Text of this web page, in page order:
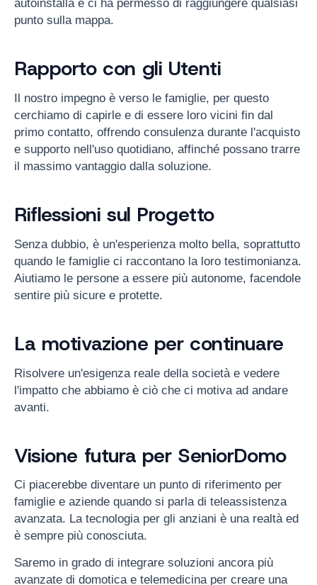
autoinstalla e ci ha permesso di raggiungere qualsiasi
punto sulla mappa.
Rapporto con gli Utenti
Il nostro impegno è verso le famiglie, per questo
cerchiamo di capirle e di essere loro vicini fin dal
primo contatto, offrendo consulenza durante l'acquisto
e supporto nell'uso quotidiano, affinché possano trarre
il massimo vantaggio dalla soluzione.
Riflessioni sul Progetto
Senza dubbio, è un'esperienza molto bella, soprattutto
quando le famiglie ci raccontano la loro testimonianza.
Aiutiamo le persone a essere più autonome, facendole
sentire più sicure e protette.
La motivazione per continuare
Risolvere un'esigenza reale della società e vedere
l'impatto che abbiamo è ciò che ci motiva ad andare
avanti.
Visione futura per SeniorDomo
Ci piacerebbe diventare un punto di riferimento per
famiglie e aziende quando si parla di teleassistenza
avanzata. La tecnologia per gli anziani è una realtà ed
è sempre più conosciuta.
Saremo in grado di integrare soluzioni ancora più
avanzate di domotica e telemedicina per creare una